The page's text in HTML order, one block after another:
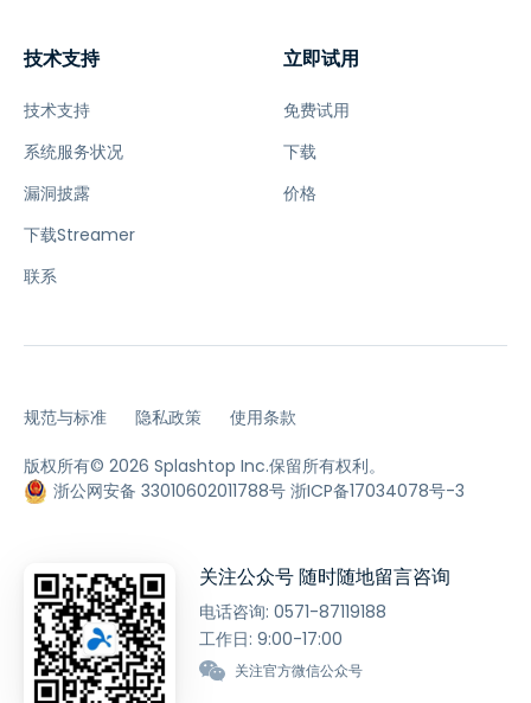
技术支持
技术支持
系统服务状况
漏洞披露
下载Streamer
联系
立即试用
免费试用
下载
价格
规范与标准 隐私政策 使用条款
版权所有© 2026 Splashtop Inc.保留所有权利。
浙公网安备 33010602011788号 浙ICP备17034078号-3
关注公众号 随时随地留言咨询
电话咨询: 0571-87119188
工作日: 9:00-17:00
关注官方微信公众号